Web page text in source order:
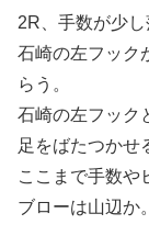
2R、手数が少し
石崎の左フック
らう。
石崎の左フック
足をばたつかせ
ここまで手数や
ブローは山辺か。